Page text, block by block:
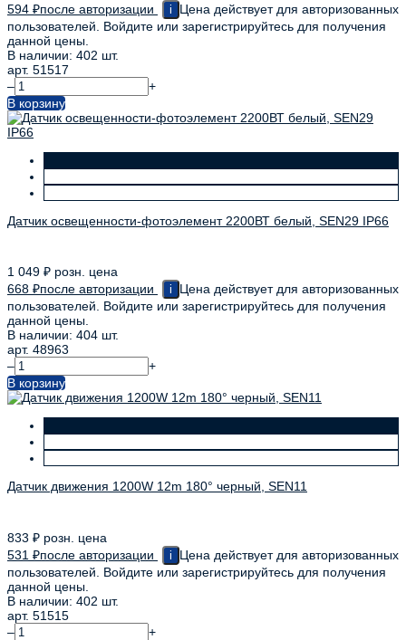
594 ₽после авторизации i
Цена действует для авторизованных
пользователей. Войдите или зарегистрируйтесь для получения
данной цены.
В наличии: 402 шт.
арт. 51517
–
+
В корзину
Датчик освещенности-фотоэлемент 2200ВТ белый, SEN29 IP66
1 049 ₽ розн. цена
668 ₽после авторизации i
Цена действует для авторизованных
пользователей. Войдите или зарегистрируйтесь для получения
данной цены.
В наличии: 404 шт.
арт. 48963
–
+
В корзину
Датчик движения 1200W 12m 180° черный, SEN11
833 ₽ розн. цена
531 ₽после авторизации i
Цена действует для авторизованных
пользователей. Войдите или зарегистрируйтесь для получения
данной цены.
В наличии: 402 шт.
арт. 51515
–
+